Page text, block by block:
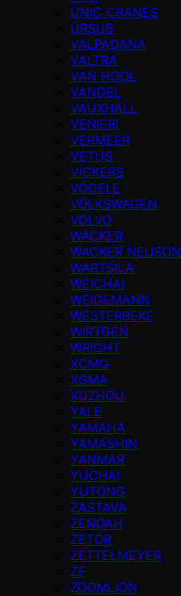
UNIC CRANES
URSUS
VALPADANA
VALTRA
VAN HOOL
VANDEL
VAUXHALL
VENIERI
VERMEER
VETUS
VICKERS
VÖGELE
VOLKSWAGEN
VOLVO
WACKER
WACKER NEUSON
WARTSILA
WEICHAI
WEIDEMANN
WESTERBEKE
WIRTGEN
WRIGHT
XCMG
XGMA
XUZHOU
YALE
YAMAHA
YAMASHIN
YANMAR
YUCHAI
YUTONG
ZASTAVA
ZENOAH
ZETOR
ZETTELMEYER
ZF
ZOOMLION